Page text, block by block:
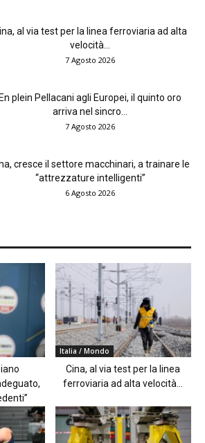
al via test per la linea ferroviaria ad alta
velocità...
7 Agosto 2026
En plein Pellacani agli Europei, il quinto oro
arriva nel sincro...
7 Agosto 2026
cresce il settore macchinari, a trainare le
“attrezzature intelligenti”
6 Agosto 2026
Italia / Mondo
Cina, al via test per la linea
ferroviaria ad alta velocità...